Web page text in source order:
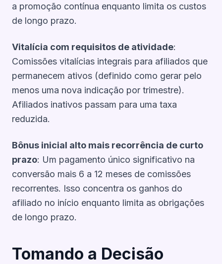
a promoção contínua enquanto limita os custos
de longo prazo.
Vitalícia com requisitos de atividade:
Comissões vitalícias integrais para afiliados que
permanecem ativos (definido como gerar pelo
menos uma nova indicação por trimestre).
Afiliados inativos passam para uma taxa
reduzida.
Bônus inicial alto mais recorrência de curto
prazo: Um pagamento único significativo na
conversão mais 6 a 12 meses de comissões
recorrentes. Isso concentra os ganhos do
afiliado no início enquanto limita as obrigações
de longo prazo.
Tomando a Decisão